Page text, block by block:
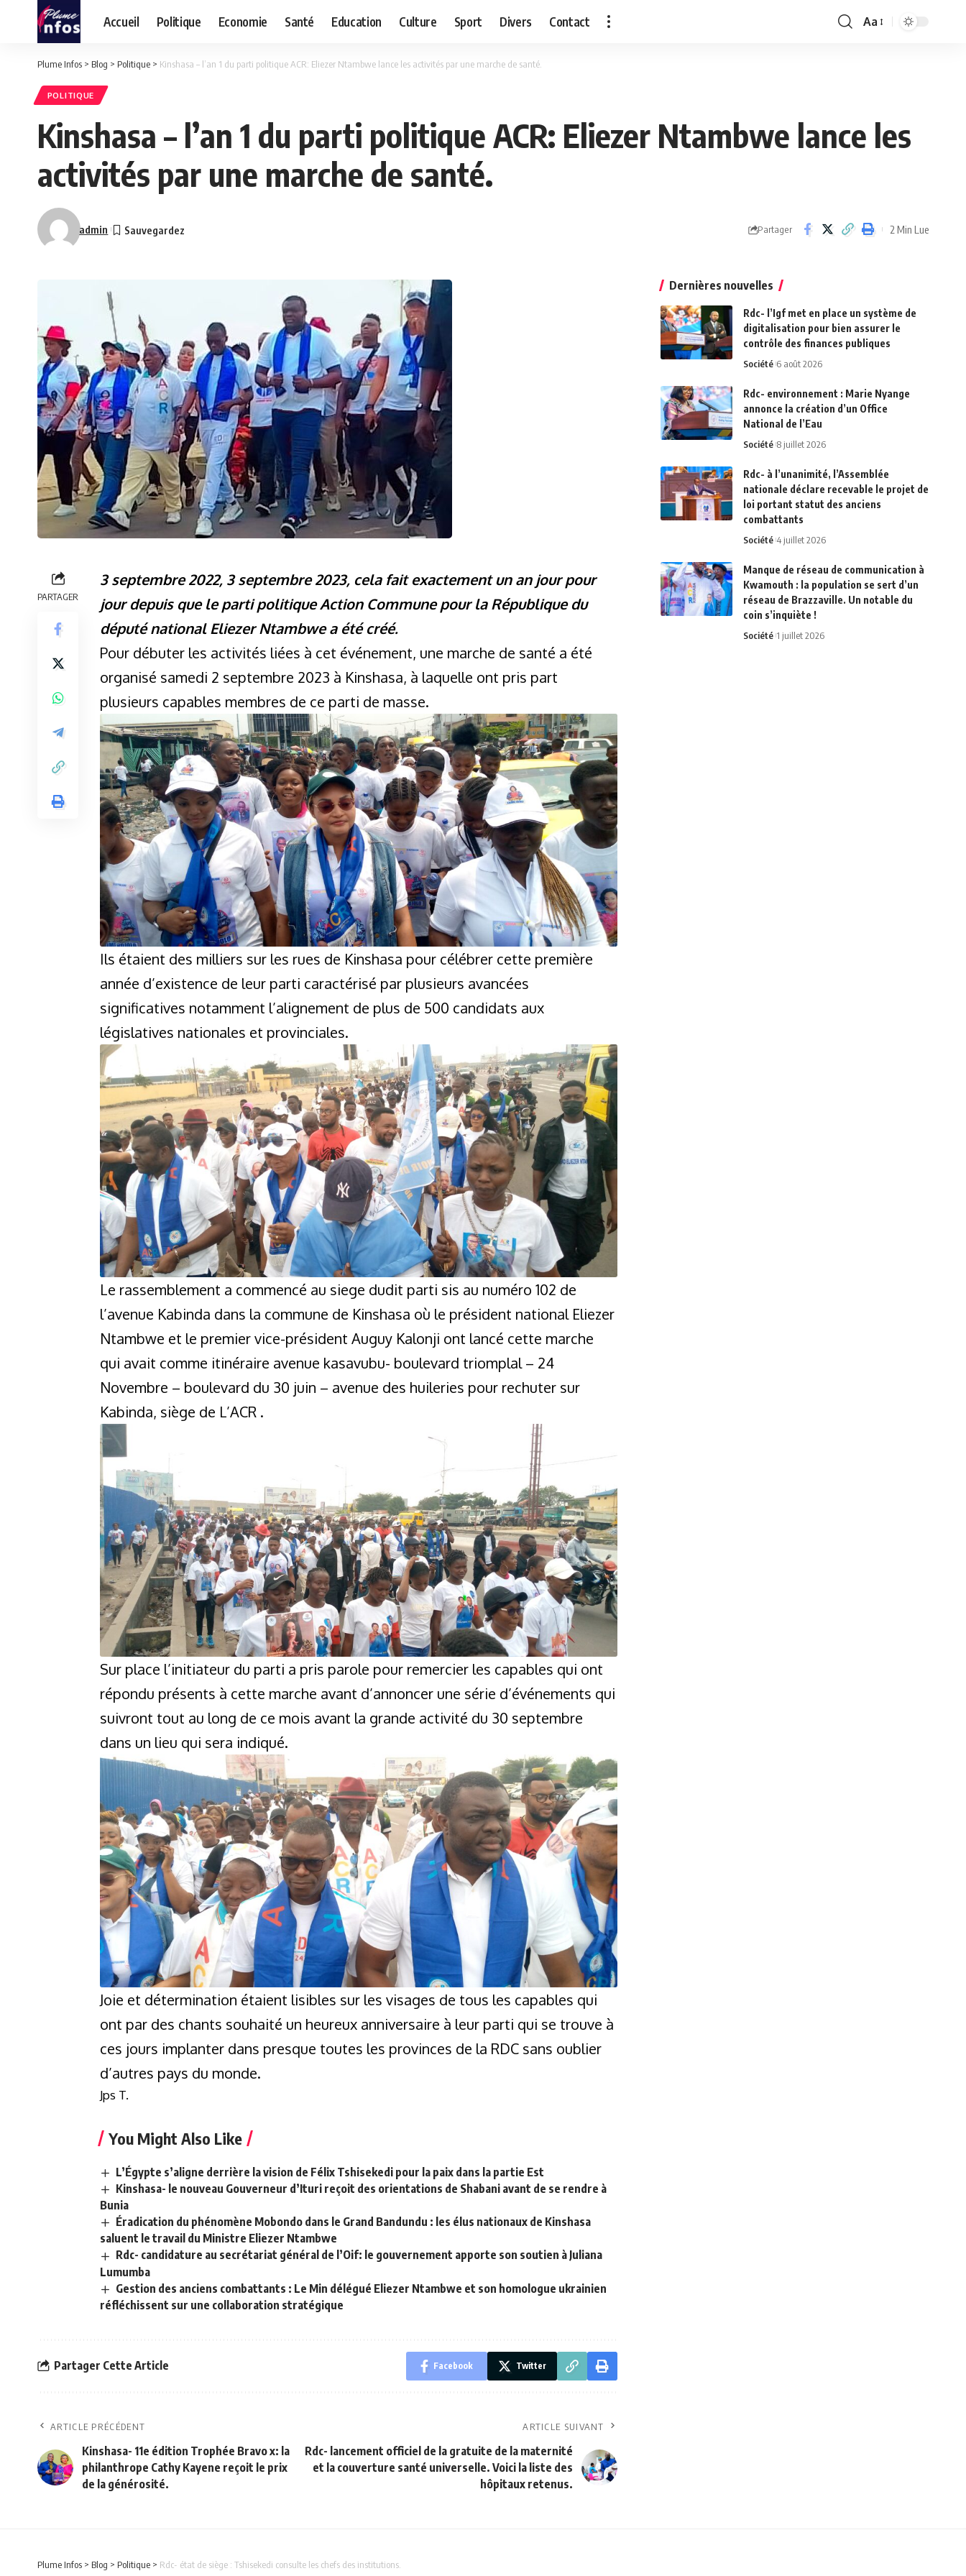
Accueil Politique Economie Santé Education Culture Sport Divers Contact
Font
Aa
Plume Infos > Blog > Politique > Kinshasa – l’an 1 du parti politique ACR: Eliezer Ntambwe lance les activités par une marche de santé.
POLITIQUE
Kinshasa – l’an 1 du parti politique ACR: Eliezer Ntambwe lance les
activités par une marche de santé.
admin Partager 2 Min Lue
PARTAGER
3 septembre 2022, 3 septembre 2023, cela fait exactement un an jour pour
jour depuis que le parti politique Action Commune pour la République du
député national Eliezer Ntambwe a été créé.
Pour débuter les activités liées à cet événement, une marche de santé a été
organisé samedi 2 septembre 2023 à Kinshasa, à laquelle ont pris part
plusieurs capables membres de ce parti de masse.
Ils étaient des milliers sur les rues de Kinshasa pour célébrer cette première
année d’existence de leur parti caractérisé par plusieurs avancées
significatives notamment l’alignement de plus de 500 candidats aux
législatives nationales et provinciales.
Le rassemblement a commencé au siege dudit parti sis au numéro 102 de
l’avenue Kabinda dans la commune de Kinshasa où le président national Eliezer
Ntambwe et le premier vice-président Auguy Kalonji ont lancé cette marche
qui avait comme itinéraire avenue kasavubu- boulevard triomplal – 24
Novembre – boulevard du 30 juin – avenue des huileries pour rechuter sur
Kabinda, siège de L’ACR .
Sur place l’initiateur du parti a pris parole pour remercier les capables qui ont
répondu présents à cette marche avant d’annoncer une série d’événements qui
suivront tout au long de ce mois avant la grande activité du 30 septembre
dans un lieu qui sera indiqué.
Joie et détermination étaient lisibles sur les visages de tous les capables qui
ont par des chants souhaité un heureux anniversaire à leur parti qui se trouve à
ces jours implanter dans presque toutes les provinces de la RDC sans oublier
d’autres pays du monde.
Jps T.
You Might Also Like
L’Égypte s’aligne derrière la vision de Félix Tshisekedi pour la paix dans la partie Est
Kinshasa- le nouveau Gouverneur d’Ituri reçoit des orientations de Shabani avant de se rendre à
Bunia
Éradication du phénomène Mobondo dans le Grand Bandundu : les élus nationaux de Kinshasa
saluent le travail du Ministre Eliezer Ntambwe
Rdc- candidature au secrétariat général de l’Oif: le gouvernement apporte son soutien à Juliana
Lumumba
Gestion des anciens combattants : Le Min délégué Eliezer Ntambwe et son homologue ukrainien
réfléchissent sur une collaboration stratégique
Partager Cette Article Facebook Twitter
ARTICLE PRÉCÉDENT
Kinshasa- 11e édition Trophée Bravo x: la
philanthrope Cathy Kayene reçoit le prix
de la générosité.
ARTICLE SUIVANT
Rdc- lancement officiel de la gratuite de la maternité
et la couverture santé universelle. Voici la liste des
hôpitaux retenus.
Dernières nouvelles
Rdc- l’Igf met en place un système de
digitalisation pour bien assurer le
contrôle des finances publiques
Société 6 août 2026
Rdc- environnement : Marie Nyange
annonce la création d’un Office
National de l’Eau
Société 8 juillet 2026
Rdc- à l’unanimité, l’Assemblée
nationale déclare recevable le projet de
loi portant statut des anciens
combattants
Société 4 juillet 2026
Manque de réseau de communication à
Kwamouth : la population se sert d’un
réseau de Brazzaville. Un notable du
coin s’inquiète !
Société 1 juillet 2026
Plume Infos > Blog > Politique > Rdc- état de siège : Tshisekedi consulte les chefs des institutions.